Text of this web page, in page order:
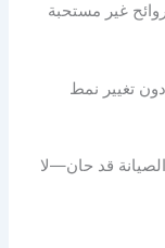
غير مستحبة
تغيير نمط
قد حان—لا